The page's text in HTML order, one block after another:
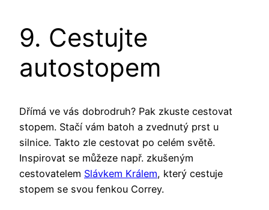
9. Cestujte
autostopem
Dřímá ve vás dobrodruh? Pak zkuste cestovat
stopem. Stačí vám batoh a zvednutý prst u
silnice. Takto zle cestovat po celém světě.
Inspirovat se můžeze např. zkušeným
cestovatelem Slávkem Králem, který cestuje
stopem se svou fenkou Correy.